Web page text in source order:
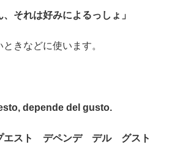
、それは好みによるっしょ」
ときなどに使います。
depende del gusto.
エスト デペンデ デル グスト